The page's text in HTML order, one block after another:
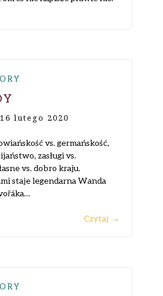
16 lutego 2020
vs. germańskość,
zasługi vs.
vs. dobro kraju.
staje legendarna Wanda
Czytaj →